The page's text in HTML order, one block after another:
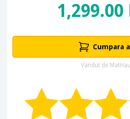
1,299.00
Cumpara
Vandut de